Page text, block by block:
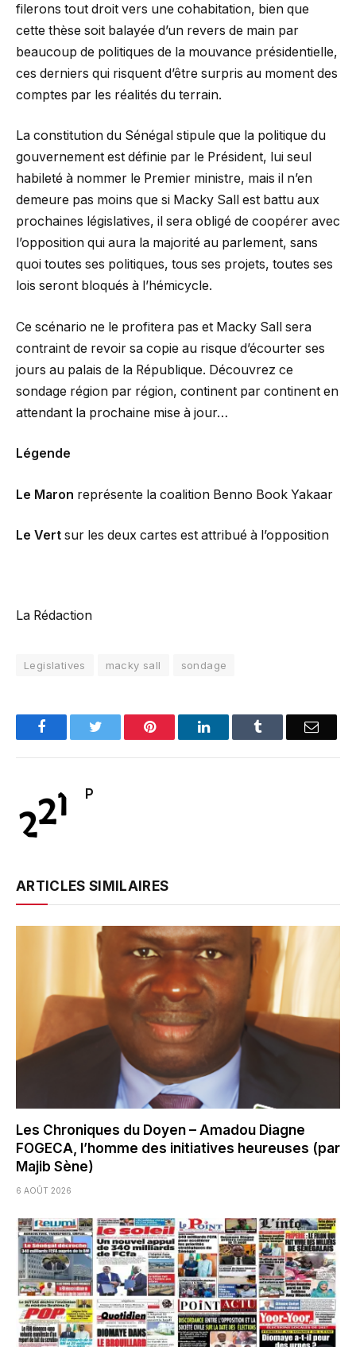
filerons tout droit vers une cohabitation, bien que
cette thèse soit balayée d’un revers de main par
beaucoup de politiques de la mouvance présidentielle,
ces derniers qui risquent d’être surpris au moment des
comptes par les réalités du terrain.
La constitution du Sénégal stipule que la politique du
gouvernement est définie par le Président, lui seul
habileté à nommer le Premier ministre, mais il n’en
demeure pas moins que si Macky Sall est battu aux
prochaines législatives, il sera obligé de coopérer avec
l’opposition qui aura la majorité au parlement, sans
quoi toutes ses politiques, tous ses projets, toutes ses
lois seront bloqués à l’hémicycle.
Ce scénario ne le profitera pas et Macky Sall sera
contraint de revoir sa copie au risque d’écourter ses
jours au palais de la République. Découvrez ce
sondage région par région, continent par continent en
attendant la prochaine mise à jour…
Légende
Le Maron représente la coalition Benno Book Yakaar
Le Vert sur les deux cartes est attribué à l’opposition
La Rédaction
Legislatives macky sall sondage
FacebookTwitter Pinterest LinkedInTumblr Email
P
ARTICLES SIMILAIRES
Les Chroniques du Doyen – Amadou Diagne
FOGECA, l’homme des initiatives heureuses (par
Majib Sène)
6 AOÛT 2026